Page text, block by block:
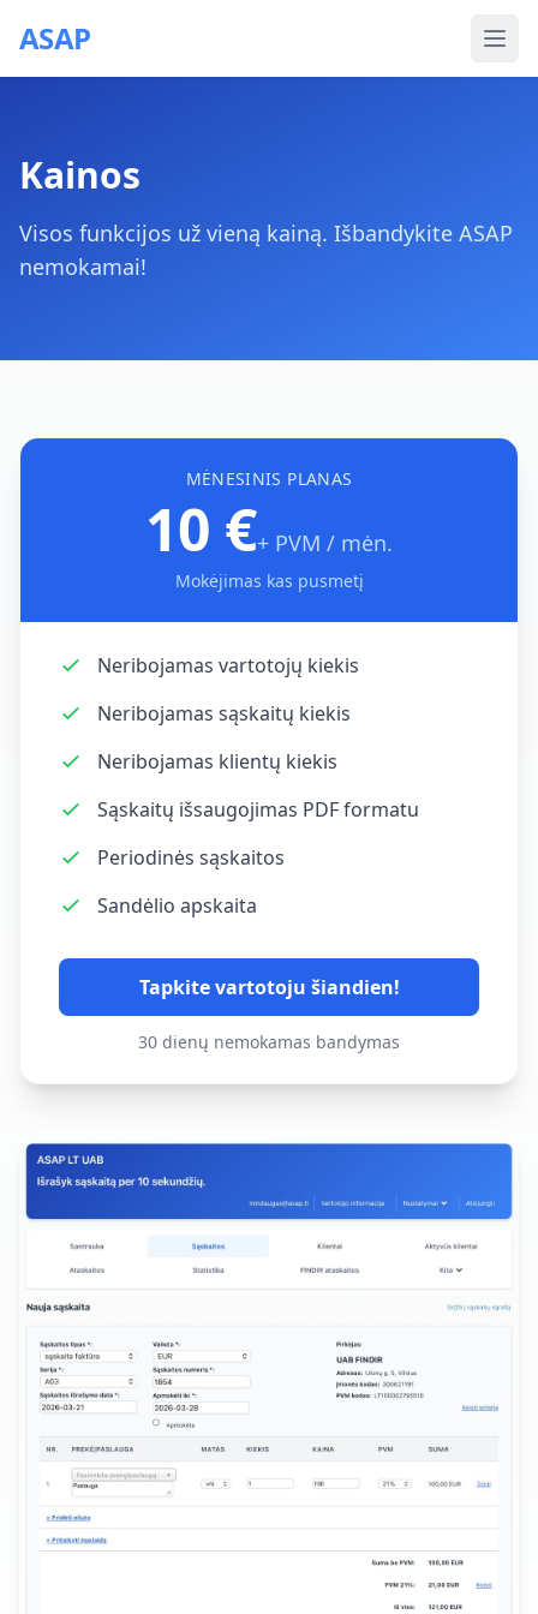
ASAP
Kainos
Visos funkcijos už vieną kainą. Išbandykite ASAP
nemokamai!
MĖNESINIS PLANAS
10 €+ PVM / mėn.
Mokėjimas kas pusmetį
Neribojamas vartotojų kiekis
Neribojamas sąskaitų kiekis
Neribojamas klientų kiekis
Sąskaitų išsaugojimas PDF formatu
Periodinės sąskaitos
Sandėlio apskaita
Tapkite vartotoju šiandien!
30 dienų nemokamas bandymas